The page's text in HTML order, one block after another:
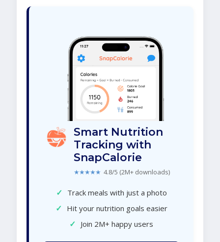
Smart Nutrition
Tracking with
SnapCalorie
★★★★★ 4.8/5 (2M+ downloads)
✓ Track meals with just a photo
✓ Hit your nutrition goals easier
✓ Join 2M+ happy users